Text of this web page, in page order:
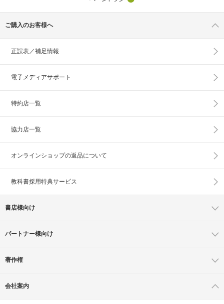
ご購入のお客様へ
正誤表／補足情報
電子メディアサポート
特約店一覧
協力店一覧
オンラインショップの返品について
教科書採用特典サービス
書店様向け
パートナー様向け
著作権
会社案内